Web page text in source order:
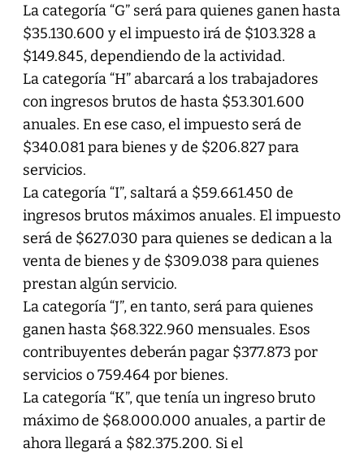
La categoría “G” será para quienes ganen hasta
$35.130.600 y el impuesto irá de $103.328 a
$149.845, dependiendo de la actividad.
La categoría “H” abarcará a los trabajadores
con ingresos brutos de hasta $53.301.600
anuales. En ese caso, el impuesto será de
$340.081 para bienes y de $206.827 para
servicios.
La categoría “I”, saltará a $59.661.450 de
ingresos brutos máximos anuales. El impuesto
será de $627.030 para quienes se dedican a la
venta de bienes y de $309.038 para quienes
prestan algún servicio.
La categoría “J”, en tanto, será para quienes
ganen hasta $68.322.960 mensuales. Esos
contribuyentes deberán pagar $377.873 por
servicios o 759.464 por bienes.
La categoría “K”, que tenía un ingreso bruto
máximo de $68.000.000 anuales, a partir de
ahora llegará a $82.375.200. Si el